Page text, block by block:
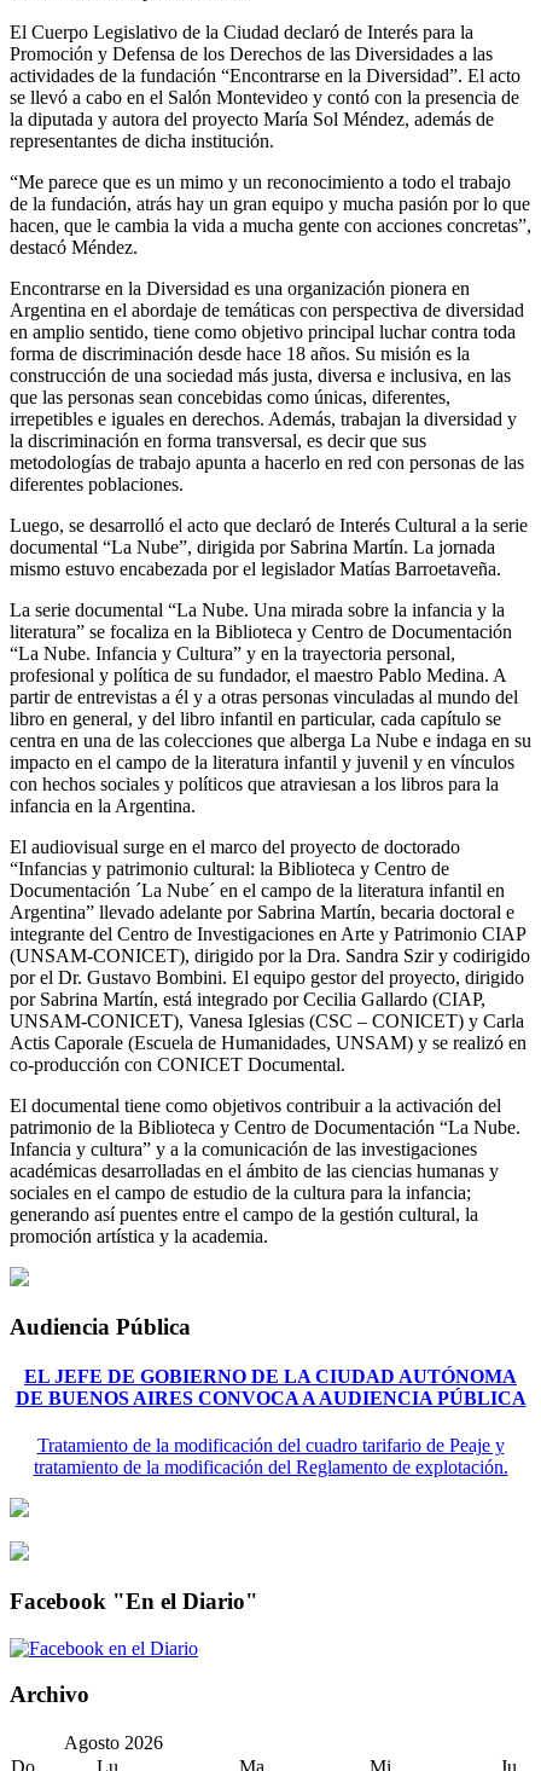
El Cuerpo Legislativo de la Ciudad declaró de Interés para la
Promoción y Defensa de los Derechos de las Diversidades a las
actividades de la fundación “Encontrarse en la Diversidad”. El acto
se llevó a cabo en el Salón Montevideo y contó con la presencia de
la diputada y autora del proyecto María Sol Méndez, además de
representantes de dicha institución.
“Me parece que es un mimo y un reconocimiento a todo el trabajo
de la fundación, atrás hay un gran equipo y mucha pasión por lo que
hacen, que le cambia la vida a mucha gente con acciones concretas”,
destacó Méndez.
Encontrarse en la Diversidad es una organización pionera en
Argentina en el abordaje de temáticas con perspectiva de diversidad
en amplio sentido, tiene como objetivo principal luchar contra toda
forma de discriminación desde hace 18 años. Su misión es la
construcción de una sociedad más justa, diversa e inclusiva, en las
que las personas sean concebidas como únicas, diferentes,
irrepetibles e iguales en derechos. Además, trabajan la diversidad y
la discriminación en forma transversal, es decir que sus
metodologías de trabajo apunta a hacerlo en red con personas de las
diferentes poblaciones.
Luego, se desarrolló el acto que declaró de Interés Cultural a la serie
documental “La Nube”, dirigida por Sabrina Martín. La jornada
mismo estuvo encabezada por el legislador Matías Barroetaveña.
La serie documental “La Nube. Una mirada sobre la infancia y la
literatura” se focaliza en la Biblioteca y Centro de Documentación
“La Nube. Infancia y Cultura” y en la trayectoria personal,
profesional y política de su fundador, el maestro Pablo Medina. A
partir de entrevistas a él y a otras personas vinculadas al mundo del
libro en general, y del libro infantil en particular, cada capítulo se
centra en una de las colecciones que alberga La Nube e indaga en su
impacto en el campo de la literatura infantil y juvenil y en vínculos
con hechos sociales y políticos que atraviesan a los libros para la
infancia en la Argentina.
El audiovisual surge en el marco del proyecto de doctorado
“Infancias y patrimonio cultural: la Biblioteca y Centro de
Documentación ´La Nube´ en el campo de la literatura infantil en
Argentina” llevado adelante por Sabrina Martín, becaria doctoral e
integrante del Centro de Investigaciones en Arte y Patrimonio CIAP
(UNSAM-CONICET), dirigido por la Dra. Sandra Szir y codirigido
por el Dr. Gustavo Bombini. El equipo gestor del proyecto, dirigido
por Sabrina Martín, está integrado por Cecilia Gallardo (CIAP,
UNSAM-CONICET), Vanesa Iglesias (CSC – CONICET) y Carla
Actis Caporale (Escuela de Humanidades, UNSAM) y se realizó en
co-producción con CONICET Documental.
El documental tiene como objetivos contribuir a la activación del
patrimonio de la Biblioteca y Centro de Documentación “La Nube.
Infancia y cultura” y a la comunicación de las investigaciones
académicas desarrolladas en el ámbito de las ciencias humanas y
sociales en el campo de estudio de la cultura para la infancia;
generando así puentes entre el campo de la gestión cultural, la
promoción artística y la academia.
Audiencia Pública
EL JEFE DE GOBIERNO DE LA CIUDAD AUTÓNOMA
DE BUENOS AIRES CONVOCA A AUDIENCIA PÚBLICA
Tratamiento de la modificación del cuadro tarifario de Peaje y
tratamiento de la modificación del Reglamento de explotación.
Facebook "En el Diario"
Archivo
Agosto 2026
Do
Lu Ma Mi Ju